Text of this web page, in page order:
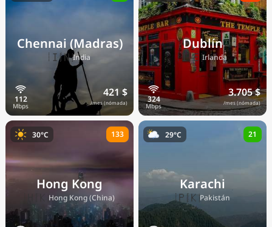
Chennai (Madras)
🇮🇳India
421 $
/mes (nómada)
Dublín
🇮🇪Irlanda
3.705 $
/mes (nómada)
Hong Kong
Hong Kong (China)
30°C 133
Karachi
🇵🇰Pakistán
29°C 21